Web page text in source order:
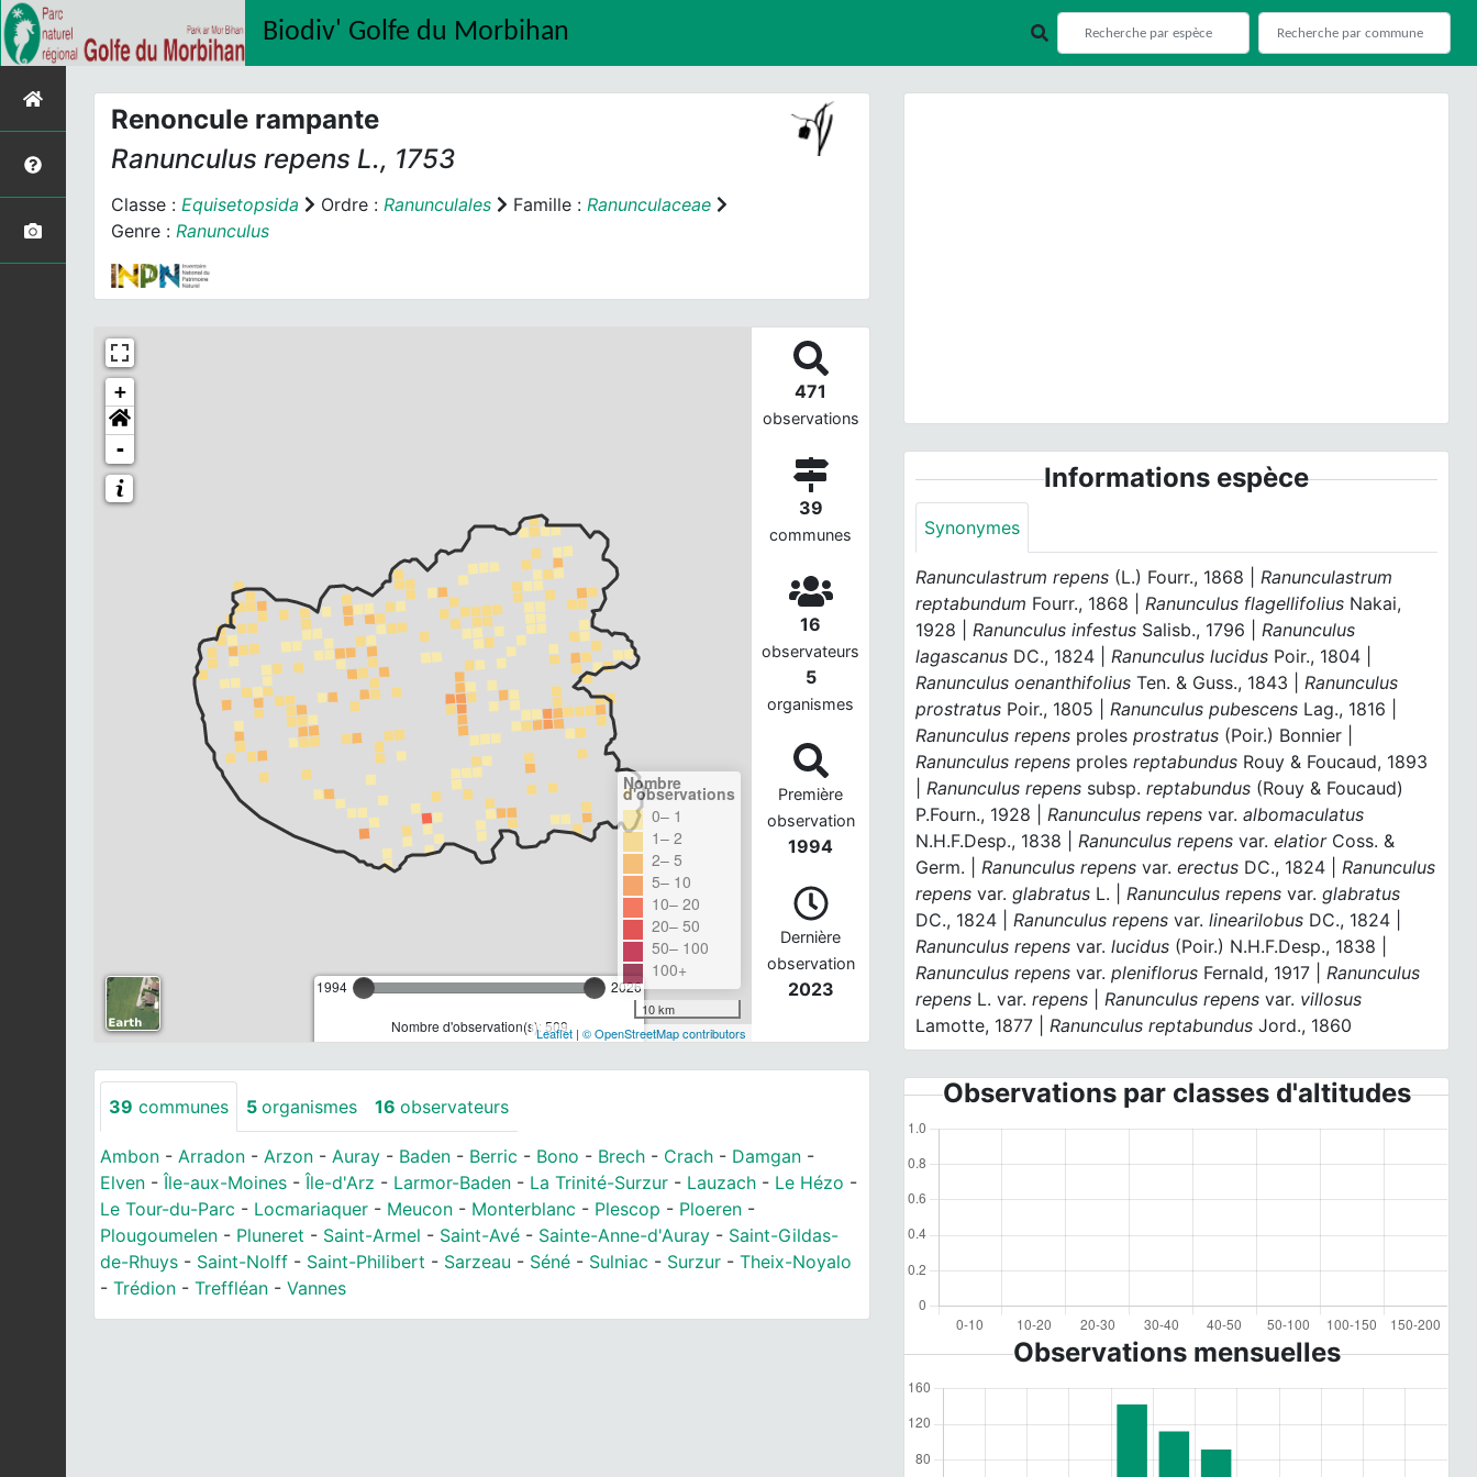
Biodiv' Golfe du Morbihan
Renoncule rampante
Ranunculus repens L., 1753
Classe : Equisetopsida Ordre : Ranunculales Famille : Ranunculaceae
Genre : Ranunculus
+
-
1994 2026
Nombre d'observation(s): 509
Nombre
d'observations
0– 1
1– 2
2– 5
5– 10
10– 20
20– 50
50– 100
100+
10 km
Leaflet| © OpenStreetMap contributors
471
observations
39
communes
16
observateurs
5
organismes
Première
observation
1994
Dernière
observation
2023
39 communes 5 organismes 16 observateurs
Ambon - Arradon - Arzon - Auray - Baden - Berric - Bono - Brech - Crach - Damgan -
Elven -Île-aux-Moines -Île-d'Arz - Larmor-Baden - La Trinité-Surzur - Lauzach - Le Hézo -
Le Tour-du-Parc - Locmariaquer - Meucon - Monterblanc - Plescop - Ploeren -
Plougoumelen - Pluneret - Saint-Armel - Saint-Avé - Sainte-Anne-d'Auray - Saint-Gildas-
de-Rhuys - Saint-Nolff - Saint-Philibert - Sarzeau - Séné - Sulniac - Surzur - Theix-Noyalo
- Trédion - Treffléan - Vannes
Informations espèce
Synonymes
Ranunculastrum repens (L.) Fourr., 1868 |Ranunculastrum
reptabundum Fourr., 1868 |Ranunculus flagellifolius Nakai,
1928 |Ranunculus infestus Salisb., 1796 |Ranunculus
lagascanus DC., 1824 |Ranunculus lucidus Poir., 1804 |
Ranunculus oenanthifolius Ten. & Guss., 1843 |Ranunculus
prostratus Poir., 1805 |Ranunculus pubescens Lag., 1816 |
Ranunculus repens proles prostratus (Poir.) Bonnier |
Ranunculus repens proles reptabundus Rouy & Foucaud, 1893
|Ranunculus repens subsp. reptabundus (Rouy & Foucaud)
P.Fourn., 1928 |Ranunculus repensvar. albomaculatus
N.H.F.Desp., 1838 |Ranunculus repensvar. elatiorCoss. &
Germ. |Ranunculus repensvar. erectus DC., 1824 |Ranunculus
repensvar. glabratus L. |Ranunculus repensvar. glabratus
DC., 1824 |Ranunculus repensvar. linearilobus DC., 1824 |
Ranunculus repensvar. lucidus (Poir.) N.H.F.Desp., 1838 |
Ranunculus repensvar. pleniflorus Fernald, 1917 |Ranunculus
repens L. var. repens |Ranunculus repensvar. villosus
Lamotte, 1877 |Ranunculus reptabundus Jord., 1860
Observations par classes d'altitudes
Observations mensuelles